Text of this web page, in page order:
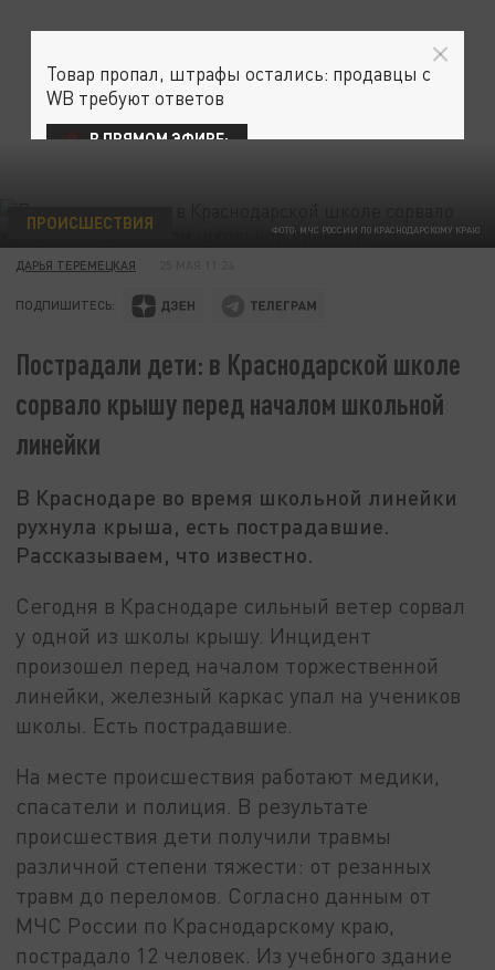
ФОТО: МЧС РОССИИ ПО КРАСНОДАРСКОМУ КРАЮ
ПРОИСШЕСТВИЯ
ДАРЬЯ ТЕРЕМЕЦКАЯ
ПОДПИШИТЕСЬ:
Пострадали дети: в Краснодарской школе
сорвало крышу перед началом школьной
линейки
В Краснодаре во время школьной линейки
рухнула крыша, есть пострадавшие.
Рассказываем, что известно.
Сегодня в Краснодаре сильный ветер сорвал
у одной из школы крышу. Инцидент
произошел перед началом торжественной
линейки, железный каркас упал на учеников
школы. Есть пострадавшие.
На месте происшествия работают медики,
спасатели и полиция. В результате
происшествия дети получили травмы
различной степени тяжести: от резанных
травм до переломов. Согласно данным от
МЧС России по Краснодарскому краю,
пострадало 12 человек. Из учебного здание
Товар пропал, штрафы остались: продавцы с
WB требуют ответов
В ПРЯМОМ ЭФИРЕ: